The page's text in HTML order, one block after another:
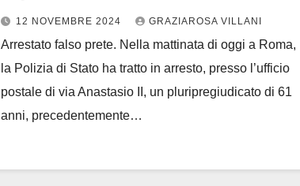
alto prelato del Vaticano
12 NOVEMBRE 2024 GRAZIAROSA VILLANI
Arrestato falso prete. Nella mattinata di oggi a Roma,
la Polizia di Stato ha tratto in arresto, presso l’ufficio
postale di via Anastasio II, un pluripregiudicato di 61
anni, precedentemente…